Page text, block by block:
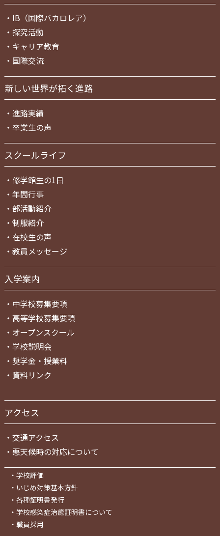
・ IB（国際バカロレア）
・ 探究活動
・ キャリア教育
・ 国際交流
新しい世界が拓く進路
・ 進路実績
・ 卒業生の声
スクールライフ
・ 修学館生の1日
・ 年間行事
・ 部活動紹介
・ 制服紹介
・ 在校生の声
・ 教員メッセージ
入学案内
・ 中学校募集要項
・ 高等学校募集要項
・ オープンスクール
・ 学校説明会
・ 奨学金・授業料
・ 資料リンク
アクセス
・ 交通アクセス
・ 悪天候時の対応について
・ 学校評価
・ いじめ対策基本方針
・ 各種証明書発行
・ 学校感染症治癒証明書について
・ 職員採用